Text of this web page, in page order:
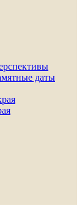
даты